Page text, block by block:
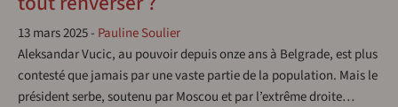
13 mars 2025- Pauline Soulier
Aleksandar Vucic, au pouvoir depuis onze ans à Belgrade, est plus
contesté que jamais par une vaste partie de la population. Mais le
président serbe, soutenu par Moscou et par l’extrême droite…